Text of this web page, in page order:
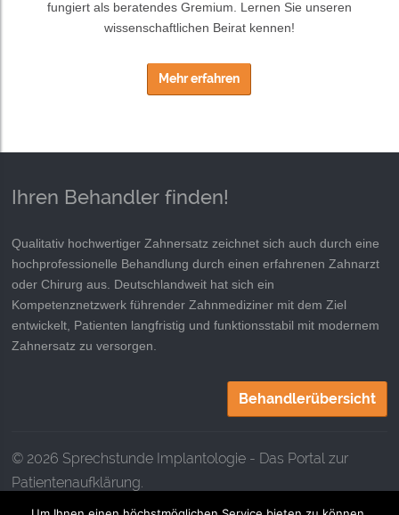
fungiert als beratendes Gremium. Lernen Sie unseren
wissenschaftlichen Beirat kennen!
Mehr erfahren
Ihren Behandler finden!
Qualitativ hochwertiger Zahnersatz zeichnet sich auch durch eine
hochprofessionelle Behandlung durch einen erfahrenen Zahnarzt
oder Chirurg aus. Deutschlandweit hat sich ein
Kompetenznetzwerk führender Zahnmediziner mit dem Ziel
entwickelt, Patienten langfristig und funktionsstabil mit modernem
Zahnersatz zu versorgen.
Behandlerübersicht
© 2026 Sprechstunde Implantologie - Das Portal zur
Patientenaufklärung.